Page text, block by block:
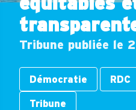
Tribune publiée le
Démocratie RDC
Tribune